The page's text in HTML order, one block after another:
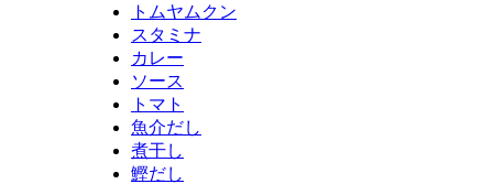
トムヤムクン
スタミナ
カレー
ソース
トマト
魚介だし
煮干し
鰹だし